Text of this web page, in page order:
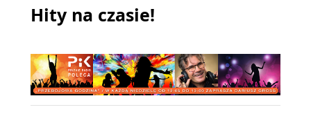
Hity na czasie!